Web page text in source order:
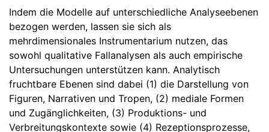
Indem die Modelle auf unterschiedliche Analyseebenen
bezogen werden, lassen sie sich als
mehrdimensionales Instrumentarium nutzen, das
sowohl qualitative Fallanalysen als auch empirische
Untersuchungen unterstützen kann. Analytisch
fruchtbare Ebenen sind dabei (1) die Darstellung von
Figuren, Narrativen und Tropen, (2) mediale Formen
und Zugänglichkeiten, (3) Produktions- und
Verbreitungskontexte sowie (4) Rezeptionsprozesse,